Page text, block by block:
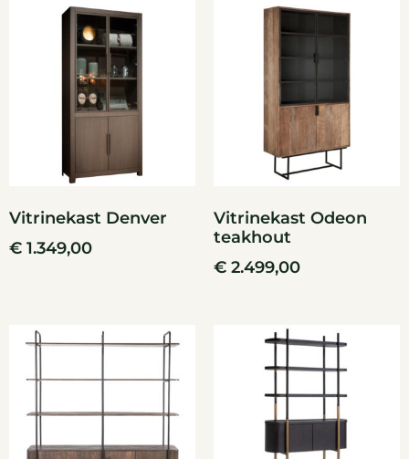
Vitrinekast Denver
€ 1.349,00
Vitrinekast Odeon
teakhout
€ 2.499,00